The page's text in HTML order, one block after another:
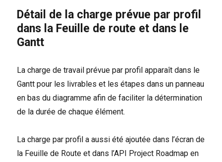
Détail de la charge prévue par profil
dans la Feuille de route et dans le
Gantt
La charge de travail prévue par profil apparaît dans le
Gantt pour les livrables et les étapes dans un panneau
en bas du diagramme afin de faciliter la détermination
de la durée de chaque élément.
La charge par profil a aussi été ajoutée dans l’écran de
la Feuille de Route et dans l’API Project Roadmap en